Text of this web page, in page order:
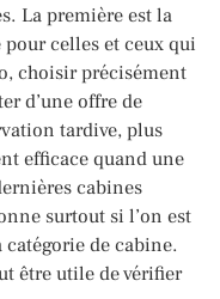
La première est la
celles et ceux qui
choisir précisément
d’une offre de
tardive, plus
efficace quand une
cabines
surtout si l’on est
de cabine.
être utile de vérifier